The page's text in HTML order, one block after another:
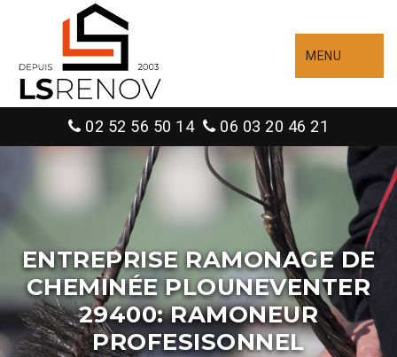
MENU
02 52 56 50 14 06 03 20 46 21
ENTREPRISE RAMONAGE DE
CHEMINÉE PLOUNEVENTER
29400: RAMONEUR
PROFESISONNEL